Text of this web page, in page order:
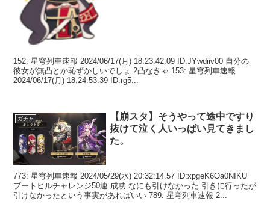
152: 星穹列車速報 2024/06/17(月) 18:23:42.09 ID:JYwdiiv00 自分の
彼女が無凸とか恥ずかしいでしょ 2凸なきゃ 153: 星穹列車速報
2024/06/17(月) 18:24:53.39 ID:rg5...
ガチャ
【崩スタ】そうやって途中ですり
抜けて泣く人いっぱい見てきまし
た。
773: 星穹列車速報 2024/05/29(水) 20:32:14.57 ID:xpgeK6Oa0NIKU
ブートヒルチャレンジ50連 成功 なにも引けなかった 引きに行ったが
引けなかったという事実があればいい 789: 星穹列車速報 2...